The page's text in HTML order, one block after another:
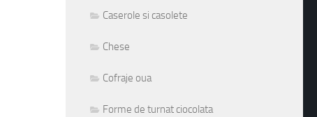
Caserole si casolete
Chese
Cofraje oua
Forme de turnat ciocolata